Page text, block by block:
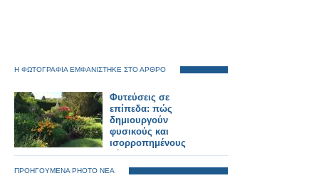
Η ΦΩΤΟΓΡΑΦΙΑ ΕΜΦΑΝΙΣΤΗΚΕ ΣΤΟ ΑΡΘΡΟ
Φυτεύσεις σε
επίπεδα: πώς
δημιουργούν
φυσικούς και
ισορροπημένους
κήπους
ΠΡΟΗΓΟΥΜΕΝΑ PHOTO ΝΕΑ